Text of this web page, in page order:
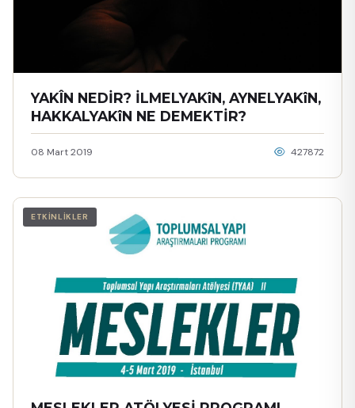
YAKÎN NEDİR? İLMELYAKîN, AYNELYAKîN,
HAKKALYAKîN NE DEMEKTİR?
08 Mart 2019 427872
ETKİNLİKLER